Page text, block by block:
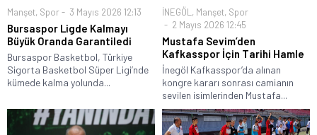
Manşet, Spor 3 Mayıs 2026 12:13
Bursaspor Ligde Kalmayı
Büyük Oranda Garantiledi
Bursaspor Basketbol, Türkiye
Sigorta Basketbol Süper Ligi’nde
kümede kalma yolunda...
İNEGÖL , Manşet, Spor
2 Mayıs 2026 12:45
Mustafa Sevim’den
Kafkasspor İçin Tarihi Hamle
İnegöl Kafkasspor’da alınan
kongre kararı sonrası camianın
sevilen isimlerinden Mustafa...